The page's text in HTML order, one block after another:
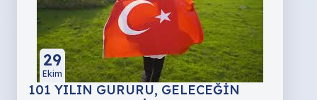
29
Ekim
101 YILIN GURURU, GELECEĞİN